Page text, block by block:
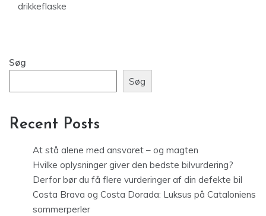
drikkeflaske
Søg
Søg
Recent Posts
At stå alene med ansvaret – og magten
Hvilke oplysninger giver den bedste bilvurdering?
Derfor bør du få flere vurderinger af din defekte bil
Costa Brava og Costa Dorada: Luksus på Cataloniens
sommerperler